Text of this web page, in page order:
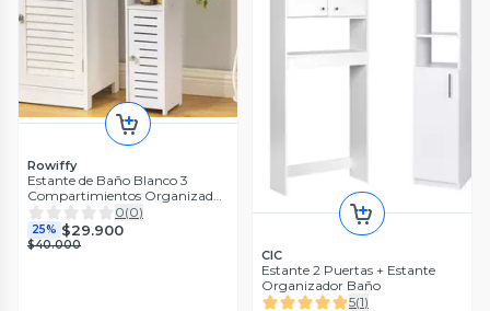
Rowiffy
Estante de Baño Blanco 3
Compartimientos Organizador
Vertical en MDF Resistente
0(0)
25% $29.900
$40.000
CIC
Estante 2 Puertas + Estante
Organizador Baño
5(1)